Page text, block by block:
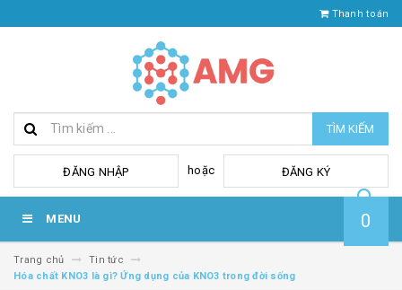
Thanh toán
TÌM KIẾM
ĐĂNG NHẬP hoặc ĐĂNG KÝ
MENU 0
Trang chủ
Tin tức
Hóa chất KNO3 là gì? Ứng dụng của KNO3 trong đời sống